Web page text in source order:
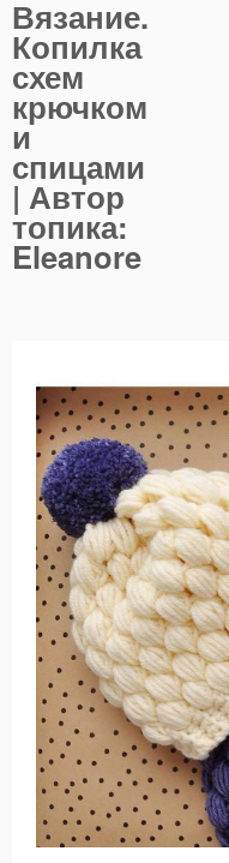
Вязание.
Копилка
схем
крючком
и
спицами
| Автор
топика:
Eleanore